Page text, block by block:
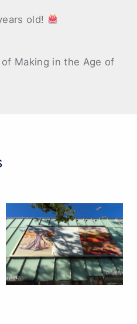
old!
Making in the Age of